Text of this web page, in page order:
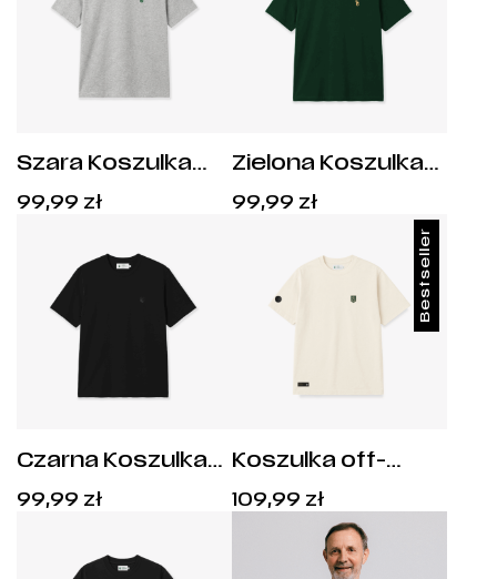
Szara Koszulka
Syrenką
99,99 złCena:
Zielona Koszulka
Syrenką
99,99 złCena:
Czarna Koszulka
Mono Herb
99,99 złCena:
Bestseller
Koszulka off-
Historia Klubowa
109,99 złCena:
109,99